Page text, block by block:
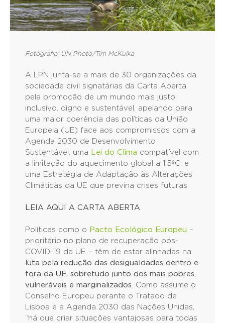
Fotografia: UN Photo/Tim McKulka
A LPN junta-se a mais de 30 organizações da
sociedade civil signatárias da Carta Aberta
pela promoção de um mundo mais justo,
inclusivo, digno e sustentável, apelando para
uma maior coerência das políticas da União
Europeia (UE) face aos compromissos com a
Agenda 2030 de Desenvolvimento
Sustentável, uma Lei do Clima compatível com
a limitação do aquecimento global a 1,5ºC, e
uma Estratégia de Adaptação às Alterações
Climáticas da UE que previna crises futuras.
LEIA AQUI A CARTA ABERTA
Políticas como o Pacto Ecológico Europeu –
prioritário no plano de recuperação pós-
COVID-19 da UE – têm de estar alinhadas na
luta pela redução das desigualdades dentro e
fora da UE, sobretudo junto dos mais pobres,
vulneráveis e marginalizados. Como assume o
Conselho Europeu perante o Tratado de
Lisboa e a Agenda 2030 das Nações Unidas,
“há que criar situações vantajosas para todas